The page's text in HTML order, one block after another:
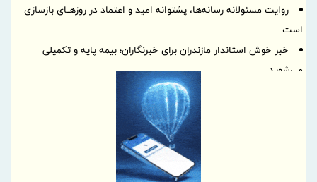
روایت مسئولانه رسانه‌ها، پشتوانه امید و اعتماد در روزهــای بازسازی
است
خبر خوش استاندار مازندران برای خبرنگاران؛‌ بیمه پایه و ‌تکمیلی
می‌شوید
ضرورت گذار صنعت بیمه به مدل‌های اعتبارسنجی چندبعدی
خدمت به بازنشستگان‌را افتخار بیمه دی می دانیم
پیام تبریک دکتر نیکوگفتار مدیرعامل بیمه آسماری به مناسبت روز
اصحاب رسانه شریک راهبردی توسعه فرهنگ قرض‌الحسنه هستند